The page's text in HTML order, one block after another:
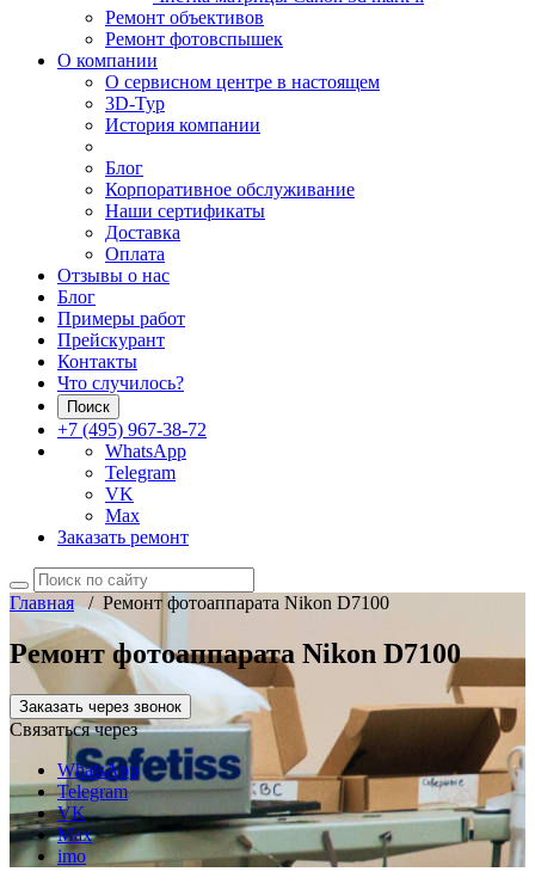
Ремонт объективов
Ремонт фотовспышек
О компании
О сервисном центре в настоящем
3D-Тур
История компании
Блог
Корпоративное обслуживание
Наши сертификаты
Доставка
Оплата
Отзывы о нас
Блог
Примеры работ
Прейскурант
Контакты
Что случилось?
Поиск
+7 (495) 967-38-72
WhatsApp
Telegram
VK
Max
Заказать ремонт
Главная/ Ремонт фотоаппарата Nikon D7100
Ремонт фотоаппарата Nikon D7100
Заказать через звонок
Связаться через
WhatsApp
Telegram
VK
Max
imo